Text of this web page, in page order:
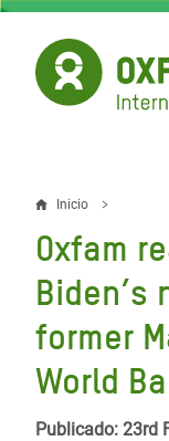
Pasar
contenido
principal
Sobrescribir
enlaces
de
ayuda
a
la
Inicio
Oxfam
Biden’s
former
World
Publicado: 23rd